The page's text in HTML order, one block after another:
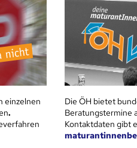
einzelnen
.
Die ÖH bietet
Beratungstermine
Kontaktdaten gibt